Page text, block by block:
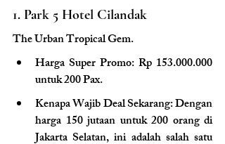
1. Park 5 Hotel Cilandak
The Urban Tropical Gem.
Harga Super Promo: Rp 153.000.000
untuk 200 Pax.
Kenapa Wajib Deal Sekarang: Dengan
harga 150 jutaan untuk 200 orang di
Jakarta Selatan, ini adalah salah satu